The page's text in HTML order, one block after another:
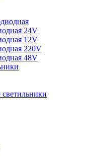
24V
12V
220V
48V